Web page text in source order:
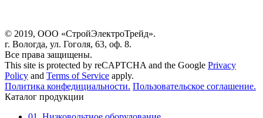
© 2019, ООО «СтройЭлектроТрейд».
г. Вологда, ул. Гоголя, 63, оф. 8.
Все права защищены.
This site is protected by reCAPTCHA and the Google Privacy
Policy and Terms of Service apply.
Политика конфедициальности. Пользовательское соглашение.
Каталог продукции